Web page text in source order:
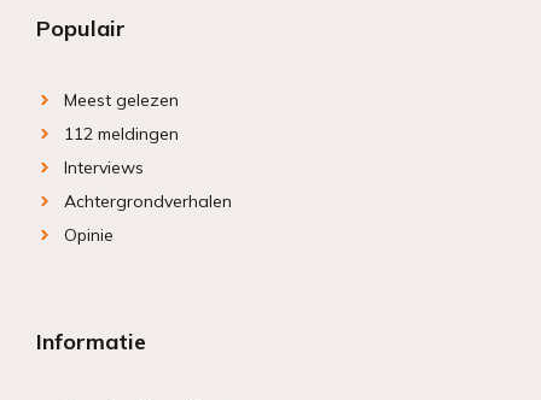
Populair
Meest gelezen
112 meldingen
Interviews
Achtergrondverhalen
Opinie
Informatie